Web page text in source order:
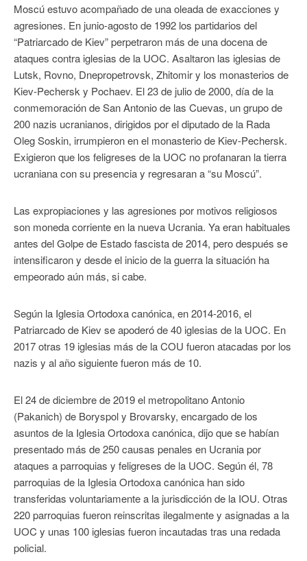
Moscú estuvo acompañado de una oleada de exacciones y
agresiones. En junio-agosto de 1992 los partidarios del
“Patriarcado de Kiev” perpetraron más de una docena de
ataques contra iglesias de la UOC. Asaltaron las iglesias de
Lutsk, Rovno, Dnepropetrovsk, Zhitomir y los monasterios de
Kiev-Pechersk y Pochaev. El 23 de julio de 2000, día de la
conmemoración de San Antonio de las Cuevas, un grupo de
200 nazis ucranianos, dirigidos por el diputado de la Rada
Oleg Soskin, irrumpieron en el monasterio de Kiev-Pechersk.
Exigieron que los feligreses de la UOC no profanaran la tierra
ucraniana con su presencia y regresaran a “su Moscú”.
Las expropiaciones y las agresiones por motivos religiosos
son moneda corriente en la nueva Ucrania. Ya eran habituales
antes del Golpe de Estado fascista de 2014, pero después se
intensificaron y desde el inicio de la guerra la situación ha
empeorado aún más, si cabe.
Según la Iglesia Ortodoxa canónica, en 2014-2016, el
Patriarcado de Kiev se apoderó de 40 iglesias de la UOC. En
2017 otras 19 iglesias más de la COU fueron atacadas por los
nazis y al año siguiente fueron más de 10.
El 24 de diciembre de 2019 el metropolitano Antonio
(Pakanich) de Boryspol y Brovarsky, encargado de los
asuntos de la Iglesia Ortodoxa canónica, dijo que se habían
presentado más de 250 causas penales en Ucrania por
ataques a parroquias y feligreses de la UOC. Según él, 78
parroquias de la Iglesia Ortodoxa canónica han sido
transferidas voluntariamente a la jurisdicción de la IOU. Otras
220 parroquias fueron reinscritas ilegalmente y asignadas a la
UOC y unas 100 iglesias fueron incautadas tras una redada
policial.